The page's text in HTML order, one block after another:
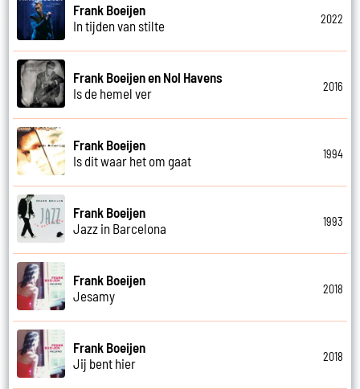
Frank Boeijen
In tijden van stilte
2022
Frank Boeijen en Nol Havens
Is de hemel ver
2016
Frank Boeijen
Is dit waar het om gaat
1994
Frank Boeijen
Jazz in Barcelona
1993
Frank Boeijen
Jesamy
2018
Frank Boeijen
Jij bent hier
2018